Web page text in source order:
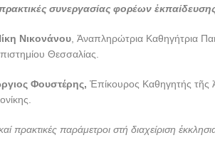
συνεργασίας φορέων
Νικονάνου, Ἀναπληρώτρια Καθηγήτρια
Θεσσαλίας.
Φουστέρης, Ἐπίκουρος Καθηγητής τῆς
πρακτικές παράμετροι στή διαχείριση